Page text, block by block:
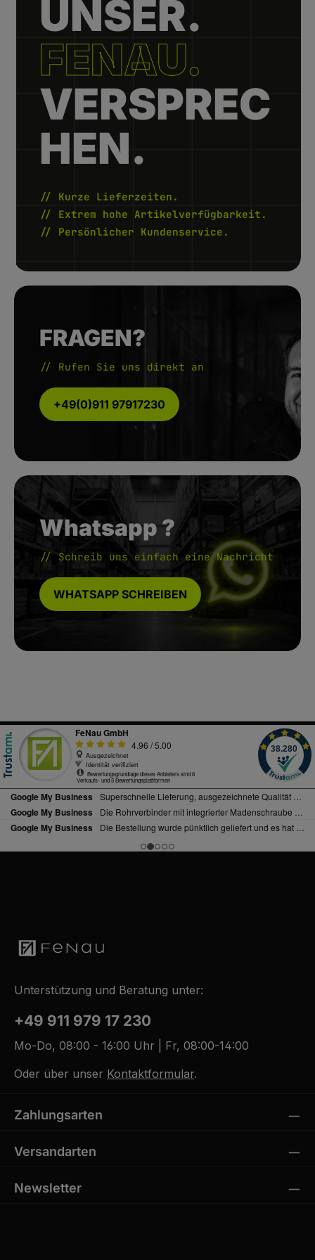
UNSER.
FENAU.
VERSPREC
HEN.
// Kurze Lieferzeiten.
// Extrem hohe Artikelverfügbarkeit.
// Persönlicher Kundenservice.
FRAGEN?
// Rufen Sie uns direkt an
+49(0)911 97917230
Whatsapp ?
// Schreib uns einfach eine Nachricht
WHATSAPP SCHREIBEN
Unterstützung und Beratung unter:
+49 911 979 17 230
Mo-Do, 08:00 - 16:00 Uhr | Fr, 08:00-14:00
Oder über unser Kontaktformular.
Zahlungsarten
Versandarten
Newsletter